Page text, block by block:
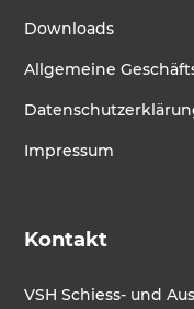
Downloads
Allgemeine
Impressum
Kontakt
VSH Schiess- und